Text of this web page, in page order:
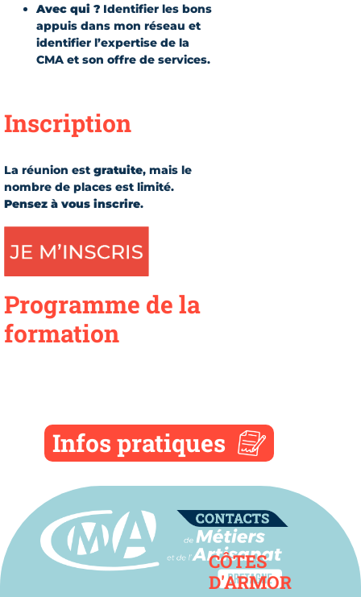
Avec qui ? Identifier les bons
appuis dans mon réseau et
identifier l’expertise de la
CMA et son offre de services.
Inscription
La réunion est gratuite, mais le
nombre de places est limité.
Pensez à vous inscrire.
Programme de la
formation
Infos pratiques
Contact
CÔTES
D'ARMOR